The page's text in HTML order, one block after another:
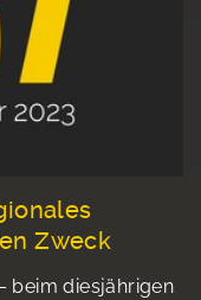
Zweck
beim diesjährigen